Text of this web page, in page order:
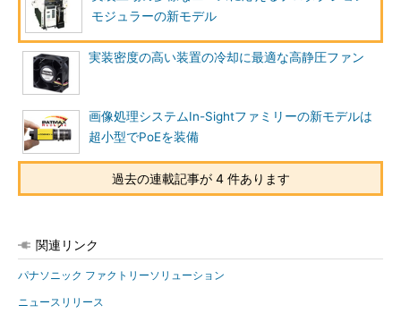
モジュラーの新モデル
実装密度の高い装置の冷却に最適な高静圧ファン
画像処理システムIn-Sightファミリーの新モデルは
超小型でPoEを装備
過去の連載記事が 4 件あります
関連リンク
パナソニック ファクトリーソリューション
ニュースリリース